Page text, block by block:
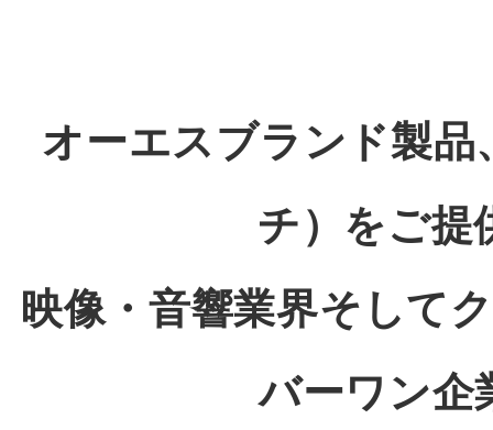
オーエスブランド製
チ）をご提
映像・音響業界そして
バーワン企